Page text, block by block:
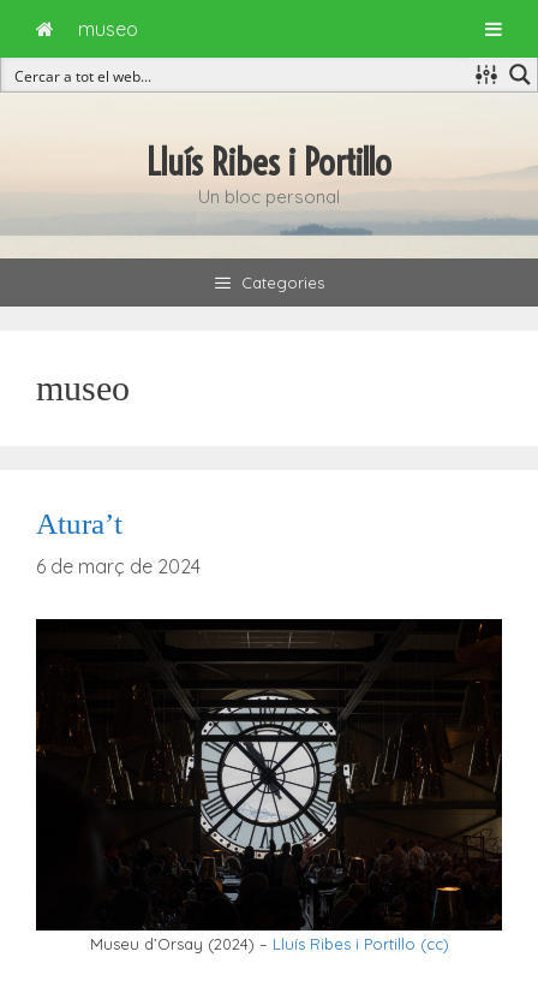
Lluís Ribes i Portillo
Un bloc personal
Categories
museo
Atura’t
6 de març de 2024
Museu d’Orsay (2024) – Lluís Ribes i Portillo (cc)
museo